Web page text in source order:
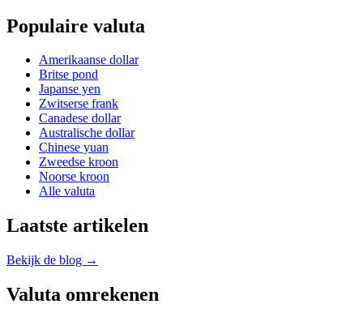
Populaire valuta
Amerikaanse dollar
Britse pond
Japanse yen
Zwitserse frank
Canadese dollar
Australische dollar
Chinese yuan
Zweedse kroon
Noorse kroon
Alle valuta
Laatste artikelen
Bekijk de blog →
Valuta omrekenen